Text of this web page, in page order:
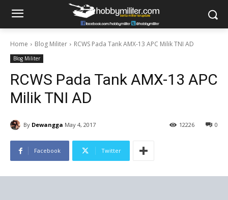
Home Blog Militer RCWS Pada Tank AMX-13 APC Milik TNI AD
Blog Militer
RCWS Pada Tank AMX-13 APC
Milik TNI AD
By Dewangga May 4, 2017 0
12226
Facebook Twitter